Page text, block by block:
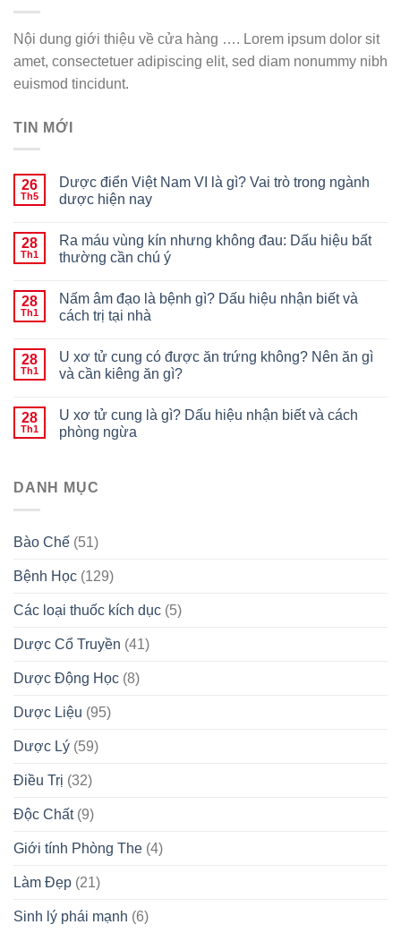
Nội dung giới thiệu về cửa hàng …. Lorem ipsum dolor sit
amet, consectetuer adipiscing elit, sed diam nonummy nibh
euismod tincidunt.
TIN MỚI
26
Th5
Dược điển Việt Nam VI là gì? Vai trò trong ngành
dược hiện nay
28
Th1
Ra máu vùng kín nhưng không đau: Dấu hiệu bất
thường cần chú ý
28
Th1
Nấm âm đạo là bệnh gì? Dấu hiệu nhận biết và
cách trị tại nhà
28
Th1
U xơ tử cung có được ăn trứng không? Nên ăn gì
và cần kiêng ăn gì?
28
Th1
U xơ tử cung là gì? Dấu hiệu nhận biết và cách
phòng ngừa
DANH MỤC
Bào Chế (51)
Bệnh Học (129)
Các loại thuốc kích dục (5)
Dược Cổ Truyền (41)
Dược Động Học (8)
Dược Liệu (95)
Dược Lý (59)
Điều Trị (32)
Độc Chất(9)
Giới tính Phòng The (4)
Làm Đẹp (21)
Sinh lý phái mạnh (6)